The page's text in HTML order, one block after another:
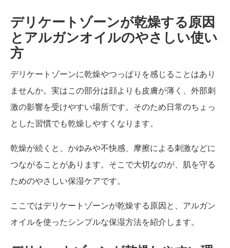
デリケートゾーンが乾燥する原因
とアルガンオイルのやさしい使い
方
デリケートゾーンに乾燥やつっぱりを感じることはあり
ませんか。実はこの部分は顔よりも皮膚が薄く、外部刺
激の影響を受けやすい場所です。そのため日常のちょっ
とした習慣でも乾燥しやすくなります。
乾燥が続くと、かゆみや不快感、摩擦による刺激などに
つながることがあります。そこで大切なのが、肌を守る
ためのやさしい保湿ケアです。
ここではデリケートゾーンが乾燥する原因と、アルガン
オイルを使ったシンプルな保湿方法を紹介します。